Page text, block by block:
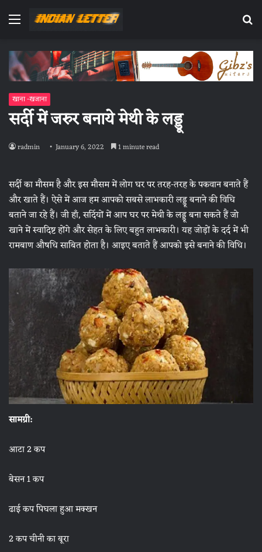
Menu
खाना -खजाना
सर्दी में जरुर बनाये मेथी के लड्डू
radmin January 6, 2022 1 minute read
सर्दी का मौसम है और इस मौसम में लोग घर पर तरह-तरह के पकवान बनाते हैं
और खाते हैं। ऐसे में आज हम आपको सबसे लाभकारी लड्डू बनाने की विधि
बताने जा रहे हैं। जी हाँ, सर्दियों में आप घर पर मेथी के लड्डू बना सकते हैं जो
खाने में स्वादिष्ट होंगे और सेहत के लिए बहुत लाभकारी। यह जोड़ों के दर्द में भी
रामबाण औषधि साबित होता है। आइए बताते हैं आपको इसे बनाने की विधि।
सामग्री:
आटा 2 कप
बेसन 1 कप
ढाई कप पिघला हुआ मक्खन
2 कप चीनी का बूरा